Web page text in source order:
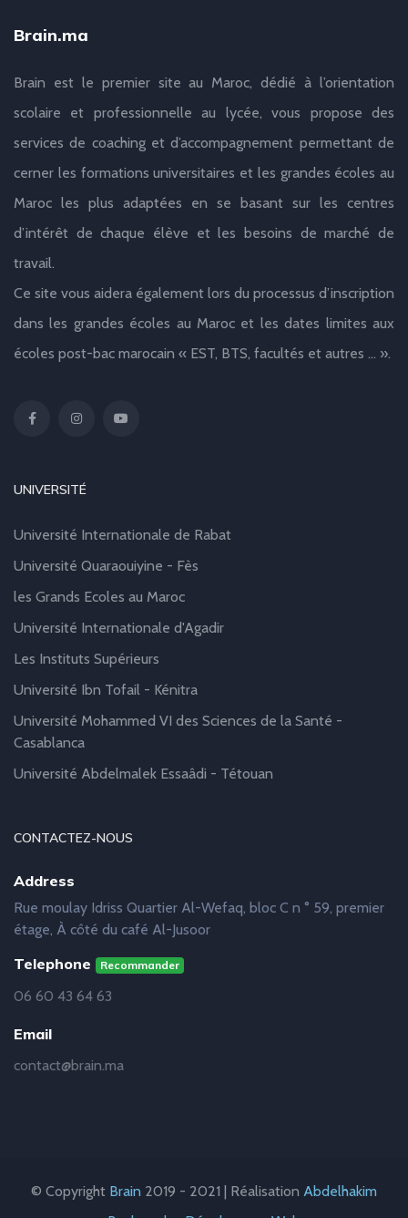
Brain.ma
Brain est le premier site au Maroc, dédié à l’orientation
scolaire et professionnelle au lycée, vous propose des
services de coaching et d’accompagnement permettant de
cerner les formations universitaires et les grandes écoles au
Maroc les plus adaptées en se basant sur les centres
d’intérêt de chaque élève et les besoins de marché de
travail.
Ce site vous aidera également lors du processus d’inscription
dans les grandes écoles au Maroc et les dates limites aux
écoles post-bac marocain « EST, BTS, facultés et autres … ».
UNIVERSITÉ
Université Internationale de Rabat
Université Quaraouiyine - Fès
les Grands Ecoles au Maroc
Université Internationale d'Agadir
Les Instituts Supérieurs
Université Ibn Tofail - Kénitra
Université Mohammed VI des Sciences de la Santé -
Casablanca
Université Abdelmalek Essaâdi - Tétouan
CONTACTEZ-NOUS
Address
Rue moulay Idriss Quartier Al-Wefaq, bloc C n ° 59, premier
étage, À côté du café Al-Jusoor
Telephone Recommander
06 60 43 64 63
Email
contact@brain.ma
© Copyright Brain 2019 - 2021 | Réalisation Abdelhakim